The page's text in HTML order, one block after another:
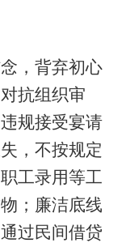
，背弃初心
抗组织审
规接受宴请
，不按规定
工录用等工
；廉洁底线
过民间借贷